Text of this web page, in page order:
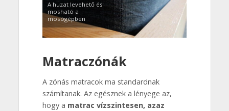
A huzat levehető és
mosható a
mosógépben
Matraczónák
A zónás matracok ma standardnak
számítanak. Az egésznek a lényege az,
hogy a matrac vízszintesen, azaz